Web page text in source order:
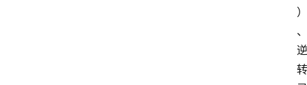
）
、
逆
转